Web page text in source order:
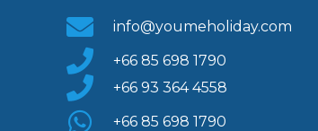
info@youmeholiday.com
+66 85 698 1790
+66 93 364 4558
+66 85 698 1790